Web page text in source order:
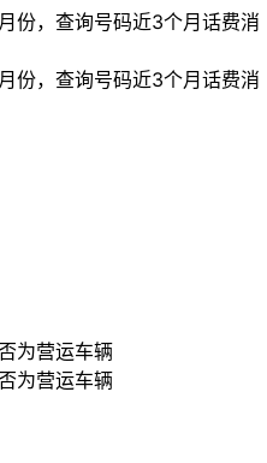
份，查询号码近3个月话费消
份，查询号码近3个月话费消
为营运车辆
为营运车辆